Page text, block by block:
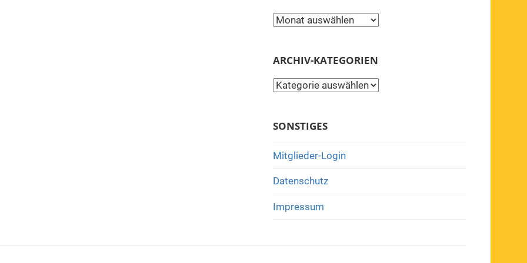
Archiv
ARCHIV-KATEGORIEN
Archiv-
SONSTIGES
Mitglieder-Login
Datenschutz
Impressum